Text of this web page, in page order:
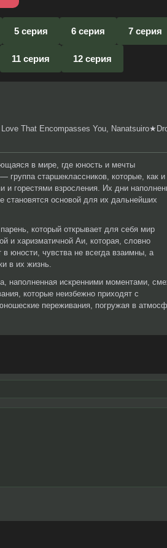
5 серия 6 серия 7 серия
11 серия 12 серия
That Encompasses You,
в мире, где юность и мечты
группа старшеклассников, которые, как и
и горестями взросления. Их дни
становятся основой для их дальнейших
который открывает для себя мир
и харизматичной Аи, которая, словно
юности, чувства не всегда взаимны, а
в их жизнь.
наполненная искренними моментами,
которые неизбежно приходят с
переживания, погружая в